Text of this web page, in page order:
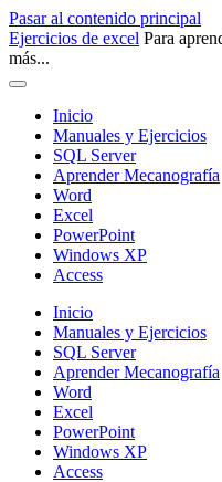
Pasar al contenido principal
Ejercicios de excel Para
más...
Inicio
Manuales y Ejercicios
SQL Server
Aprender Mecanografía
Word
Excel
PowerPoint
Windows XP
Access
Inicio
Manuales y Ejercicios
SQL Server
Aprender Mecanografía
Word
Excel
PowerPoint
Windows XP
Access